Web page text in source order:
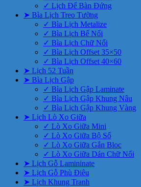
✓ Lịch Để Bàn Đứng
➤ Bìa Lịch Treo Tường
✓ Bìa Lịch Metalize
✓ Bìa Lịch Bế Nổi
✓ Bìa Lịch Chữ Nổi
✓ Bìa Lịch Offset 35×50
✓ Bìa Lịch Offset 40×60
➤ Lịch 52 Tuần
➤ Bìa Lịch Gập
✓ Bìa Lịch Gập Laminate
✓ Bìa Lịch Gập Khung Nâu
✓ Bìa Lịch Gập Khung Vàng
➤ Lịch Lò Xo Giữa
✓ Lò Xo Giữa Mini
✓ Lò Xo Giữa Bộ Số
✓ Lò Xo Giữa Gắn Bloc
✓ Lò Xo Giữa Dán Chữ Nổi
➤ Lịch Gỗ Lamininate
➤ Lịch Gỗ Phù Điêu
➤ Lịch Khung Tranh